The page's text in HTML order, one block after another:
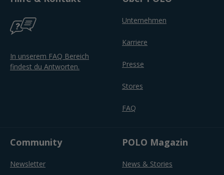
In unserem FAQ Bereich
findest du Antworten.
Unternehmen
Karriere
Presse
Stores
FAQ
Community
Newsletter
POLO Magazin
News & Stories